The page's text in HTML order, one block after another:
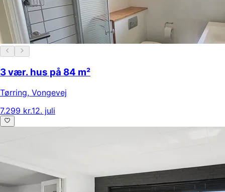
3 vær. hus på 84 m²
Tørring, Vongevej
7.299 kr.12. juli